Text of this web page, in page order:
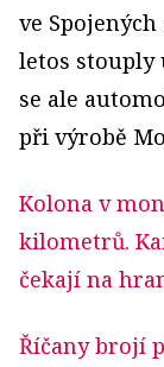
ve
letos stouply
se ale
při výrobě
Kolona v
kilometrů.
čekají na
Říčany brojí